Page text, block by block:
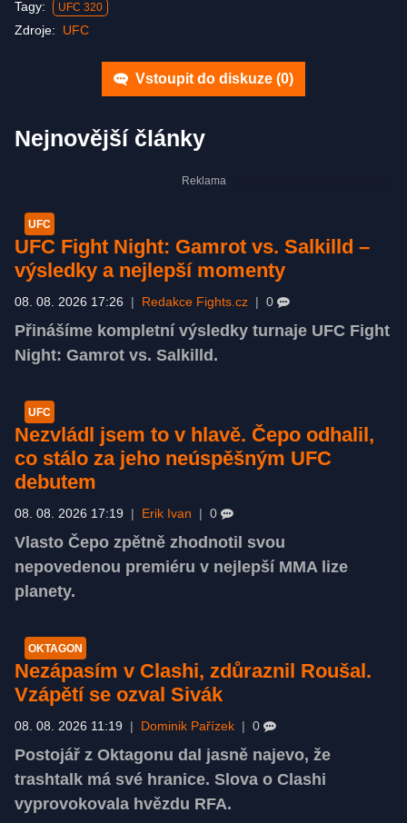
Tagy: UFC 320
Zdroje: UFC
Vstoupit do diskuze (0)
Nejnovější články
UFC
UFC Fight Night: Gamrot vs. Salkilld –
výsledky a nejlepší momenty
08. 08. 2026 17:26 Redakce Fights.cz 0
Přinášíme kompletní výsledky turnaje UFC Fight
Night: Gamrot vs. Salkilld.
UFC
Nezvládl jsem to v hlavě. Čepo odhalil,
co stálo za jeho neúspěšným UFC
debutem
08. 08. 2026 17:19 Erik Ivan 0
Vlasto Čepo zpětně zhodnotil svou
nepovedenou premiéru v nejlepší MMA lize
planety.
OKTAGON
Nezápasím v Clashi, zdůraznil Roušal.
Vzápětí se ozval Sivák
08. 08. 2026 11:19 Dominik Pařízek 0
Postojář z Oktagonu dal jasně najevo, že
trashtalk má své hranice. Slova o Clashi
vyprovokovala hvězdu RFA.